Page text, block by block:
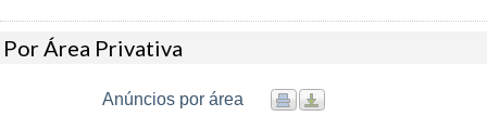
Por Área Privativa
Anúncios por área